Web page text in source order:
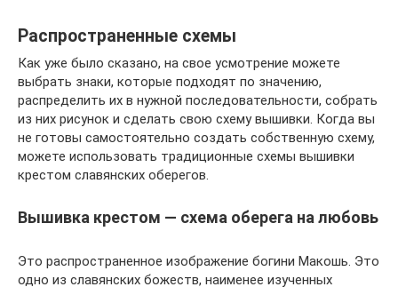
Распространенные схемы
Как уже было сказано, на свое усмотрение можете
выбрать знаки, которые подходят по значению,
распределить их в нужной последовательности, собрать
из них рисунок и сделать свою схему вышивки. Когда вы
не готовы самостоятельно создать собственную схему,
можете использовать традиционные схемы вышивки
крестом славянских оберегов.
Вышивка крестом — схема оберега на любовь
Это распространенное изображение богини Макошь. Это
одно из славянских божеств, наименее изученных